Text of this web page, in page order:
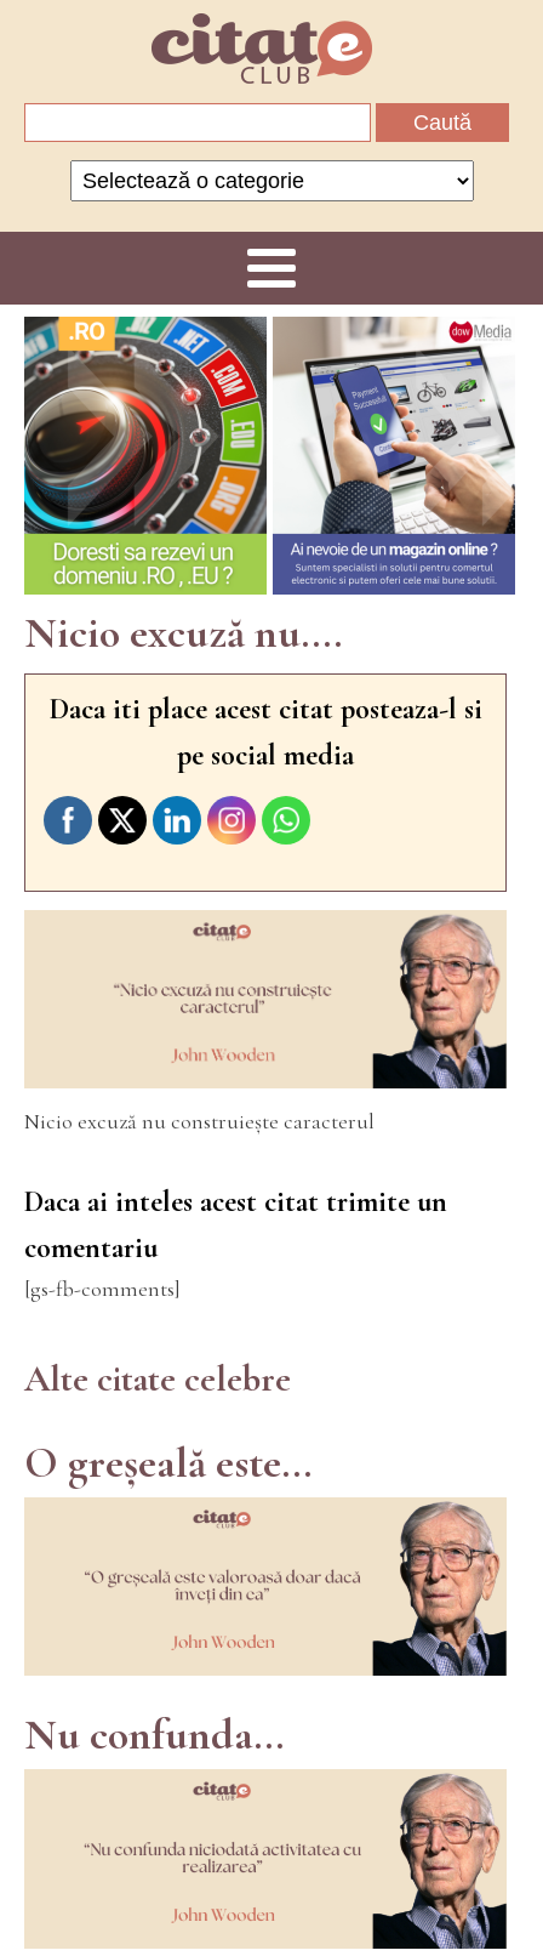
Categorii
Nicio excuză nu....
Daca iti place acest citat posteaza-l si
pe social media
Nicio excuză nu construiește caracterul
Daca ai inteles acest citat trimite un
comentariu
[gs-fb-comments]
Alte citate celebre
O greșeală este...
Nu confunda...